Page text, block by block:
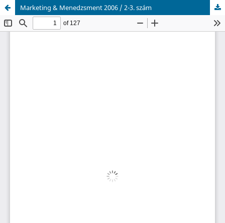
Marketing & Menedzsment 2006 / 2-3. szám